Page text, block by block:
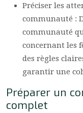
Préciser les
communauté :
communauté
concernant les
des règles
garantir une
Préparer un
complet